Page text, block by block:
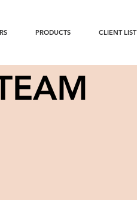
PRODUCTS CLIENT LIST